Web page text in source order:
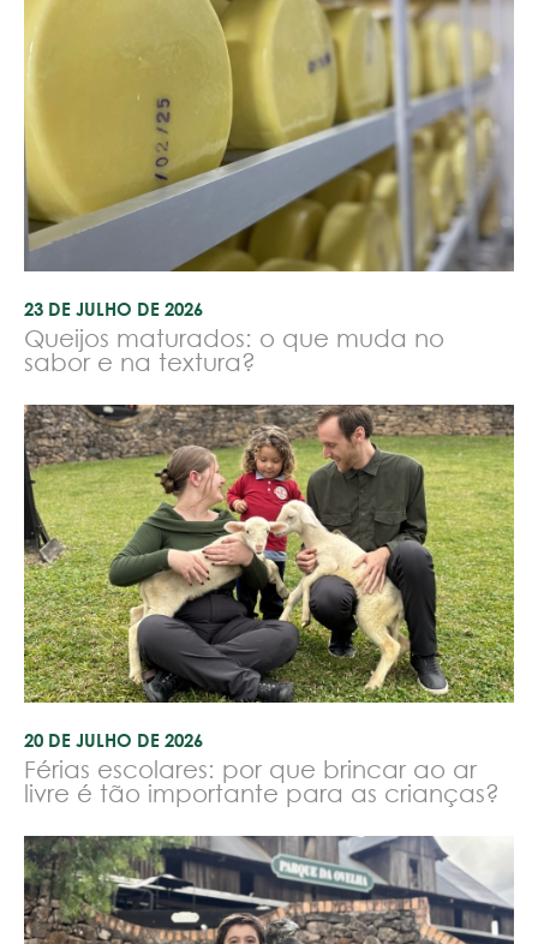
23 DE JULHO DE 2026
Queijos maturados: o que muda no
sabor e na textura?
20 DE JULHO DE 2026
Férias escolares: por que brincar ao ar
livre é tão importante para as crianças?